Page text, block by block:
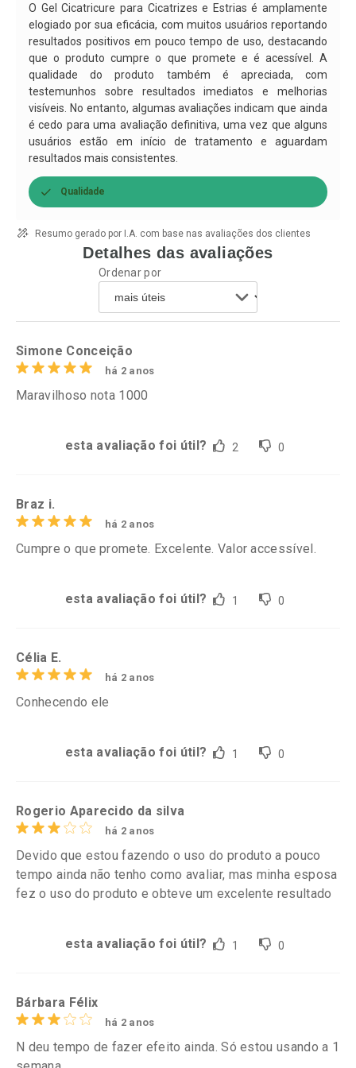
O Gel Cicatricure para Cicatrizes e Estrias é amplamente
elogiado por sua eficácia, com muitos usuários reportando
resultados positivos em pouco tempo de uso, destacando
que o produto cumpre o que promete e é acessível. A
qualidade do produto também é apreciada, com
testemunhos sobre resultados imediatos e melhorias
visíveis. No entanto, algumas avaliações indicam que ainda
é cedo para uma avaliação definitiva, uma vez que alguns
usuários estão em início de tratamento e aguardam
resultados mais consistentes.
Qualidade
Resumo gerado por I.A. com base nas avaliações dos clientes
Detalhes das avaliações
Ordenar por
Simone Conceição
há 2 anos
Maravilhoso nota 1000
esta avaliação foi útil? 2 0
Braz i.
há 2 anos
Cumpre o que promete. Excelente. Valor accessível.
esta avaliação foi útil? 1 0
Célia E.
há 2 anos
Conhecendo ele
esta avaliação foi útil? 1 0
Rogerio Aparecido da silva
há 2 anos
Devido que estou fazendo o uso do produto a pouco
tempo ainda não tenho como avaliar, mas minha esposa
fez o uso do produto e obteve um excelente resultado
esta avaliação foi útil? 1 0
Bárbara Félix
há 2 anos
N deu tempo de fazer efeito ainda. Só estou usando a 1